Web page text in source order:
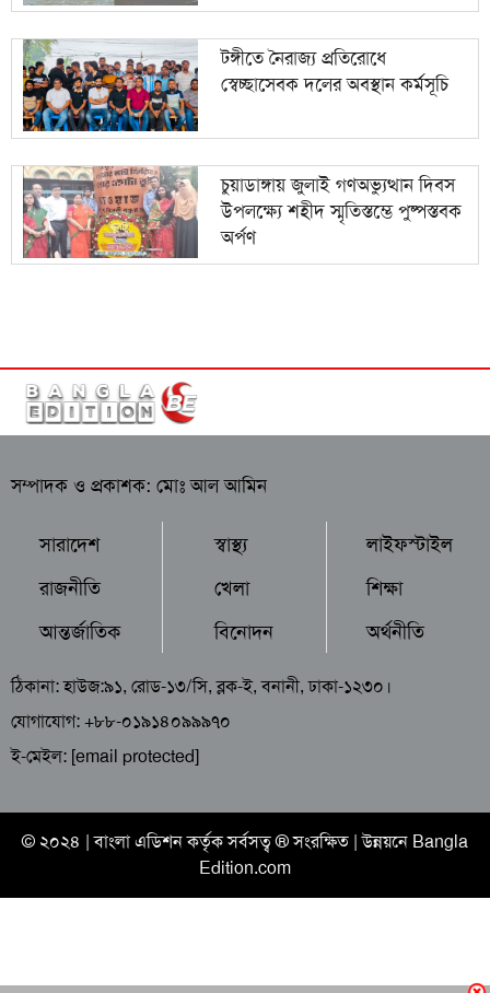
টঙ্গীতে নৈরাজ্য প্রতিরোধে
স্বেচ্ছাসেবক দলের অবস্থান কর্মসূচি
চুয়াডাঙ্গায় জুলাই গণঅভ্যুত্থান দিবস
উপলক্ষ্যে শহীদ স্মৃতিস্তম্ভে পুষ্পস্তবক
অর্পণ
সম্পাদক ও প্রকাশক: মোঃ আল আমিন
সারাদেশ
রাজনীতি
আন্তর্জাতিক
স্বাস্থ্য
খেলা
বিনোদন
লাইফস্টাইল
শিক্ষা
অর্থনীতি
ঠিকানা: হাউজ:৯১, রোড-১৩/সি, ব্লক-ই, বনানী, ঢাকা-১২৩০।
যোগাযোগ: +৮৮-০১৯১৪০৯৯৯৭০
ই-মেইল: [email protected]
© ২০২৪ |বাংলা এডিশনকর্তৃক সর্বসত্ব ® সংরক্ষিত | উন্নয়নে Bangla
Edition.com